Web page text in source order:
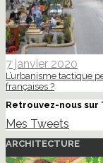
7 janvier 2020
L’urbanisme tactique
françaises ?
Retrouvez-nous
Mes Tweets
ARCHITECTURE